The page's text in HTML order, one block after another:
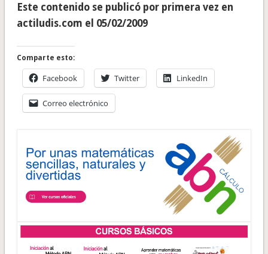
Este contenido se publicó por primera vez en
actiludis.com el 05/02/2009
Comparte esto:
Facebook Twitter LinkedIn
Correo electrónico